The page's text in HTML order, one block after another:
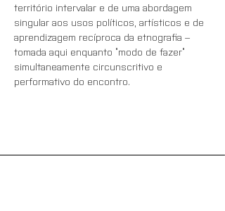
território intervalar e de uma abordagem
singular aos usos políticos, artísticos e de
aprendizagem recíproca da etnografia –
tomada aqui enquanto “modo de fazer”
simultaneamente circunscritivo e
performativo do encontro.